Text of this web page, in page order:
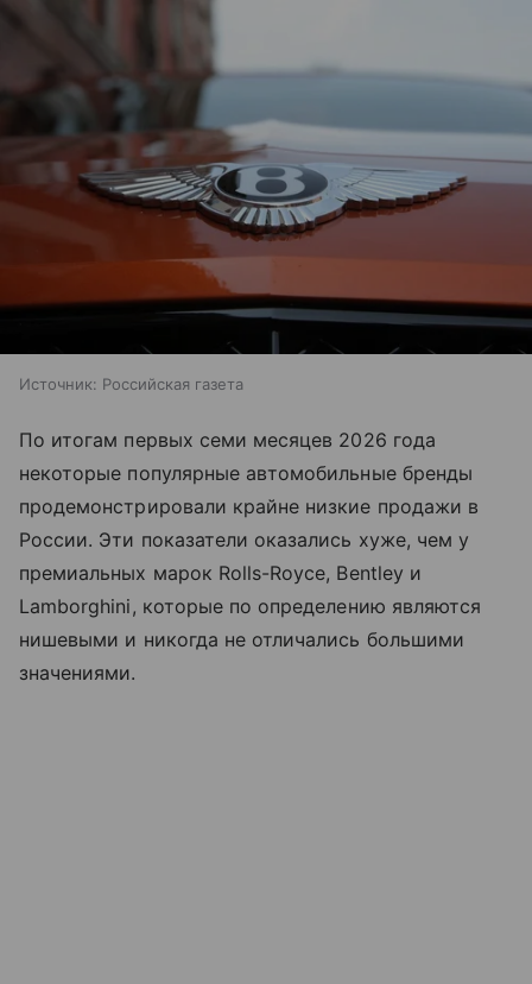
Источник: Российская газета
По итогам первых семи месяцев 2026 года
некоторые популярные автомобильные бренды
продемонстрировали крайне низкие продажи в
России. Эти показатели оказались хуже, чем у
премиальных марок Rolls-Royce, Bentley и
Lamborghini, которые по определению являются
нишевыми и никогда не отличались большими
значениями.